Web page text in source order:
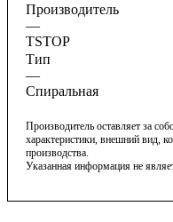
Производитель
—
TSTOP
Тип
—
Спиральная
Производитель оставляет за
характеристики, внешний вид,
производства.
Указанная информация не